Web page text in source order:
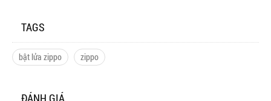
TAGS
bật lửa zippo zippo